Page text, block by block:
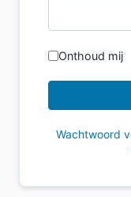
Onthoud mij
Wachtwoord